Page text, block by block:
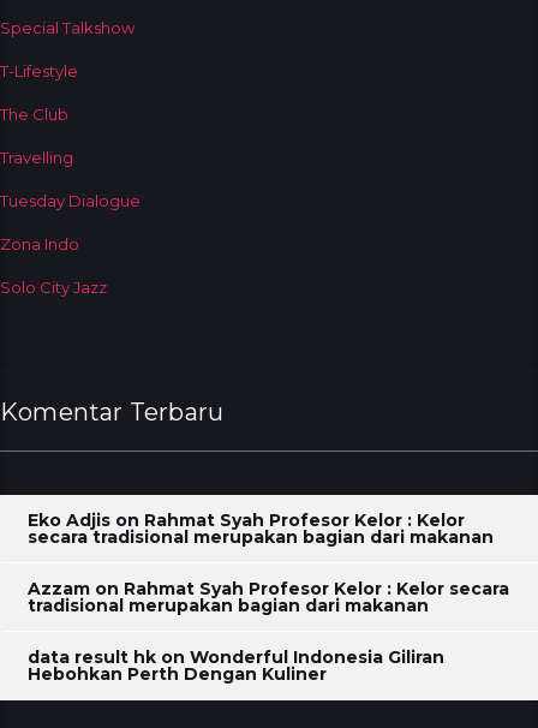
Special Talkshow
T-Lifestyle
The Club
Travelling
Tuesday Dialogue
Zona Indo
Solo City Jazz
Komentar Terbaru
Eko Adjis on Rahmat Syah Profesor Kelor : Kelor
secara tradisional merupakan bagian dari makanan
Azzam on Rahmat Syah Profesor Kelor : Kelor secara
tradisional merupakan bagian dari makanan
data result hk on Wonderful Indonesia Giliran
Hebohkan Perth Dengan Kuliner